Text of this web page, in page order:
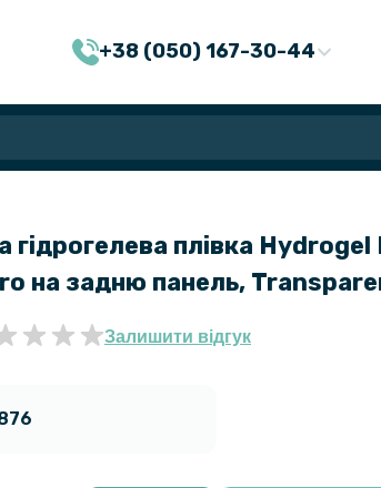
+38 (050) 167-30-44
гідрогелева плівка Hydrogel
на задню панель,
Залишити відгук